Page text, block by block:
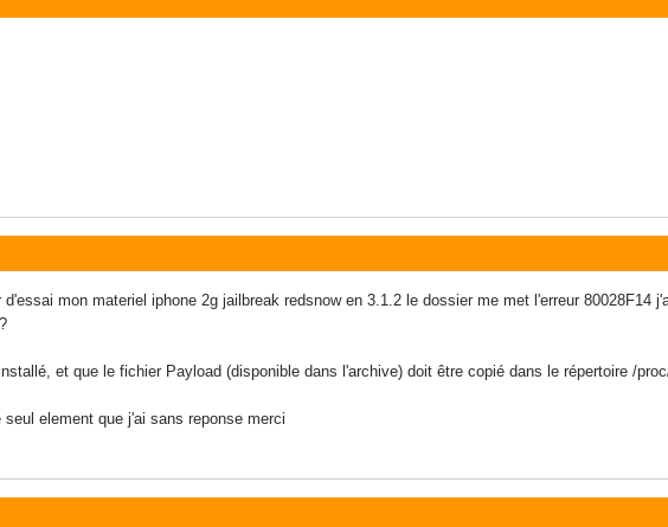
mon materiel iphone 2g jailbreak redsnow en 3.1.2 le dossier me met l'erreur 80028F14
et que le fichier Payload (disponible dans l'archive) doit être copié dans le répertoire /
element que j'ai sans reponse merci